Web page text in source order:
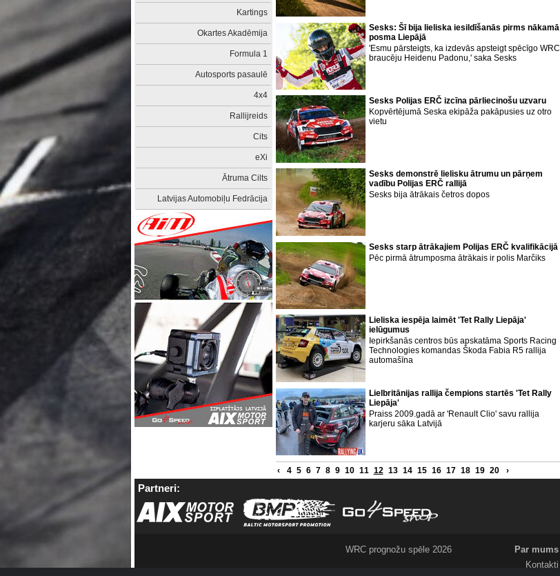
Kartings
Okartes Akadēmija
Formula 1
Autosports pasaulē
4x4
Rallijreids
Cits
eXi
Ātruma Cilts
Latvijas Automobiļu Fedrācija
Sesks: Šī bija lieliska iesildīšanās pirms nākamā
posma Liepājā
'Esmu pārsteigts, ka izdevās apsteigt spēcīgo WRC
braucēju Heidenu Padonu,' saka Sesks
Sesks Polijas ERČ izcīna pārliecinošu uzvaru
Kopvērtējumā Seska ekipāža pakāpusies uz otro
vietu
Sesks demonstrē lielisku ātrumu un pārņem
vadību Polijas ERČ rallijā
Sesks bija ātrākais četros dopos
Sesks starp ātrākajiem Polijas ERČ kvalifikācijā
Pēc pirmā ātrumposma ātrākais ir polis Marčiks
Lieliska iespēja laimēt 'Tet Rally Liepāja'
ielūgumus
Iepirkšanās centros būs apskatāma Sports Racing
Technologies komandas Škoda Fabia R5 rallija
automašīna
Lielbritānijas rallija čempions startēs 'Tet Rally
Liepāja'
Praiss 2009.gadā ar 'Renault Clio' savu rallija
karjeru sāka Latvijā
‹ 4 5 6 7 8 9 10 11 12 13 14 15 16 17 18 19 20 ›
Partneri:
WRC prognožu spēle 2026
Par mums
Kontakti